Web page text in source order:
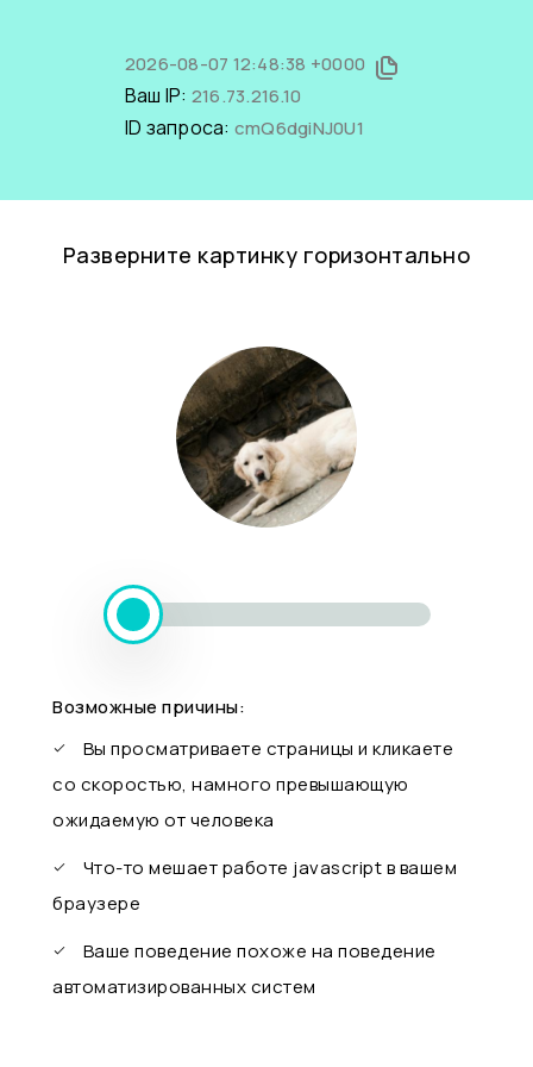
2026-08-07 12:48:38 +0000
Ваш IP: 216.73.216.10
ID запроса: cmQ6dgiNJ0U1
Разверните картинку горизонтально
Возможные причины:
Вы просматриваете страницы и кликаете
со скоростью, намного превышающую
ожидаемую от человека
Что-то мешает работе javascript в вашем
браузере
Ваше поведение похоже на поведение
автоматизированных систем